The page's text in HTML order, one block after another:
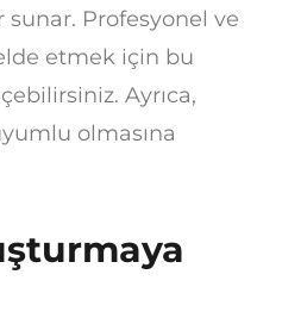
Profesyonel ve
etmek için bu
Ayrıca,
olmasına